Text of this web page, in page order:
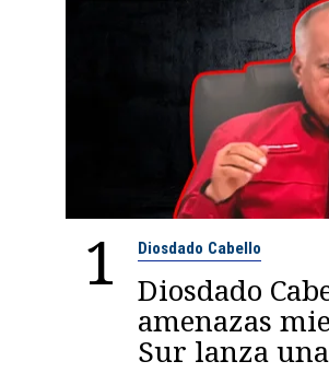
1 Diosdado Cabello
Diosdado
amenazas
Sur lanza